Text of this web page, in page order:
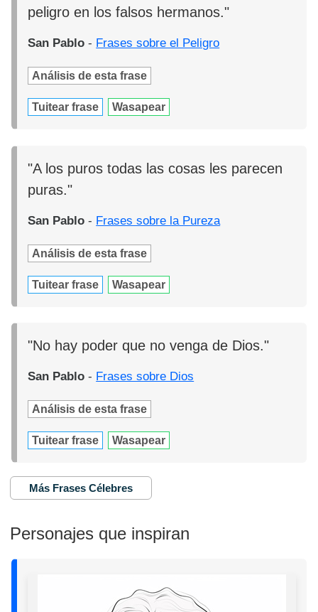
peligro en los falsos hermanos."
San Pablo - Frases sobre el Peligro
Análisis de esta frase
Tuitear frase Wasapear
"A los puros todas las cosas les parecen
puras."
San Pablo - Frases sobre la Pureza
Análisis de esta frase
Tuitear frase Wasapear
"No hay poder que no venga de Dios."
San Pablo - Frases sobre Dios
Análisis de esta frase
Tuitear frase Wasapear
Más Frases Célebres
Personajes que inspiran